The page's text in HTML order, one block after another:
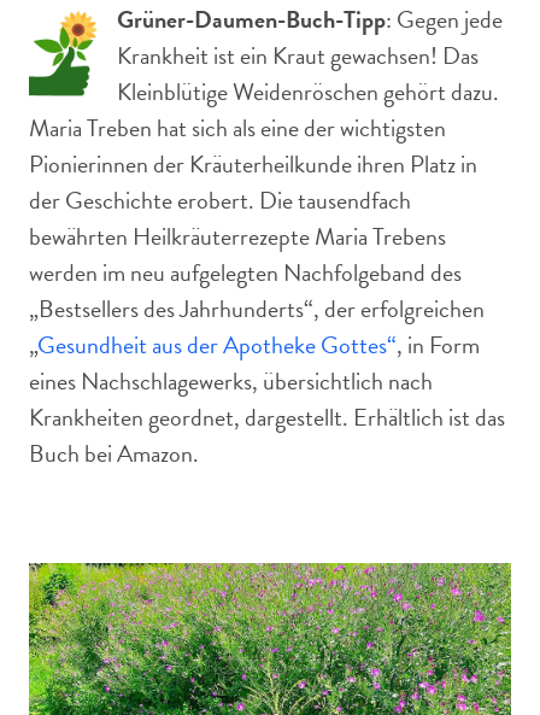
Grüner-Daumen-Buch-Tipp: Gegen jede
Krankheit ist ein Kraut gewachsen! Das
Kleinblütige Weidenröschen gehört dazu.
Maria Treben hat sich als eine der wichtigsten
Pionierinnen der Kräuterheilkunde ihren Platz in
der Geschichte erobert. Die tausendfach
bewährten Heilkräuterrezepte Maria Trebens
werden im neu aufgelegten Nachfolgeband des
„Bestsellers des Jahrhunderts“, der erfolgreichen
„Gesundheit aus der Apotheke Gottes“, in Form
eines Nachschlagewerks, übersichtlich nach
Krankheiten geordnet, dargestellt. Erhältlich ist das
Buch bei Amazon.